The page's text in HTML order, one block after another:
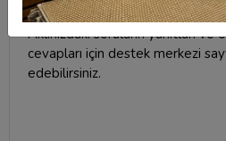
Aklınızdaki soruların yanıtları ve
cevapları için destek merkezi
edebilirsiniz.